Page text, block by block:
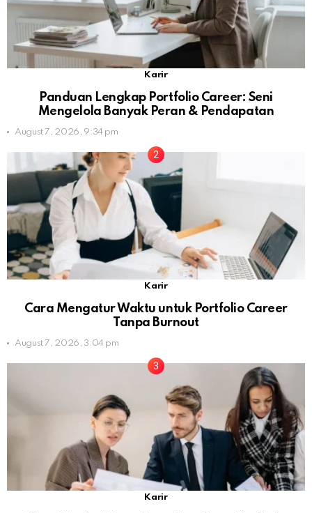
Karir
Panduan Lengkap Portfolio Career: Seni
Mengelola Banyak Peran & Pendapatan
August 7, 2026, 9:34 pm
Karir
Cara Mengatur Waktu untuk Portfolio Career
Tanpa Burnout
August 7, 2026, 3:04 pm
Karir